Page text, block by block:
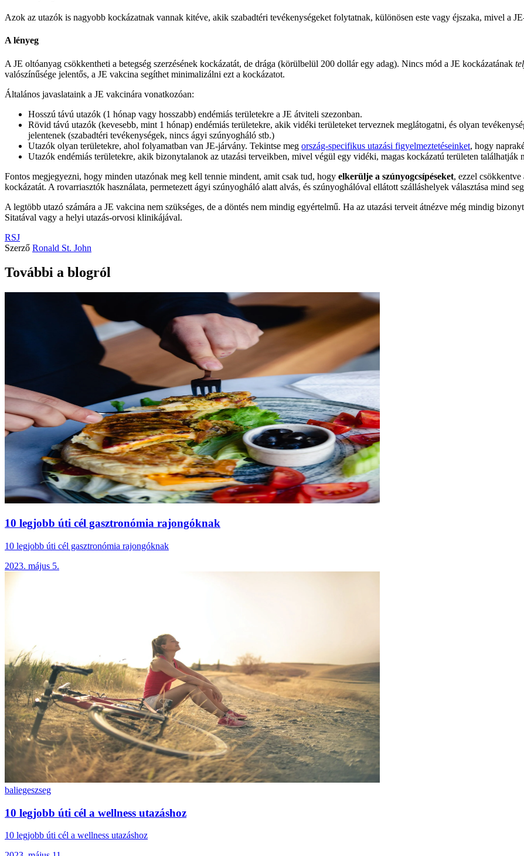
Azok az utazók is nagyobb kockázatnak vannak kitéve, akik szabadtéri tevékenységeket folytatnak, különösen este vagy éjszaka, mivel a
A lényeg
A JE oltóanyag csökkentheti a betegség szerzésének kockázatát, de drága (körülbelül 200 dollár egy adag). Nincs mód a JE kockázatának
valószínűsége jelentős, a JE vakcina segíthet minimalizálni ezt a kockázatot.
Általános javaslataink a JE vakcinára vonatkozóan:
Hosszú távú utazók (1 hónap vagy hosszabb) endémiás területekre a JE átviteli szezonban.
Rövid távú utazók (kevesebb, mint 1 hónap) endémiás területekre, akik vidéki területeket terveznek meglátogatni, és olyan
jelentenek (szabadtéri tevékenységek, nincs ágyi szúnyogháló stb.)
Utazók olyan területekre, ahol folyamatban van JE-járvány. Tekintse meg ország-specifikus utazási figyelmeztetéseinket, hogy
Utazók endémiás területekre, akik bizonytalanok az utazási terveikben, mivel végül egy vidéki, magas kockázatú területen találhatják
Fontos megjegyezni, hogy minden utazónak meg kell tennie mindent, amit csak tud, hogy elkerülje a szúnyogcsípéseket, ezzel csökkentve
kockázatát. A rovarriasztók használata, permetezett ágyi szúnyogháló alatt alvás, és szúnyoghálóval ellátott szálláshelyek választása mind
A legtöbb utazó számára a JE vakcina nem szükséges, de a döntés nem mindig egyértelmű. Ha az utazási terveit átnézve még mindig
Sitatával vagy a helyi utazás-orvosi klinikájával.
RSJ
Szerző Ronald St. John
További a blogról
10 legjobb úti cél gasztronómia rajongóknak
10 legjobb úti cél gasztronómia rajongóknak
2023. május 5.
baliegeszseg
10 legjobb úti cél a wellness utazáshoz
10 legjobb úti cél a wellness utazáshoz